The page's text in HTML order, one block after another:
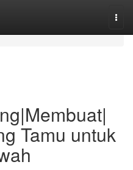
Tamu untuk